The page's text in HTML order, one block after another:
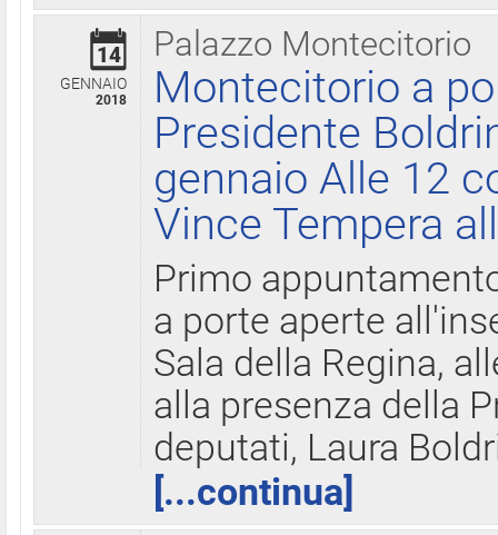
Palazzo Montecitorio
14
GENNAIO
2018
Montecitorio a
Presidente
gennaio Alle 12
Vince Tempera
Primo
a porte aperte
Sala della Regina,
alla presenza della
deputati, Laura
[...continua]